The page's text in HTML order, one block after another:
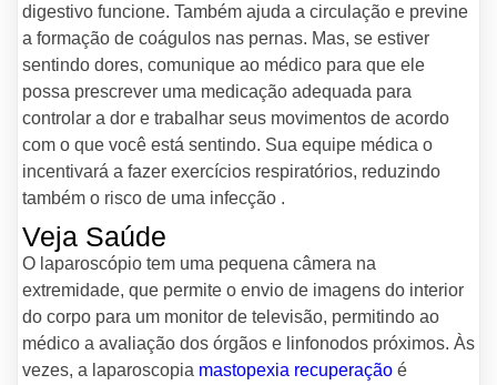
digestivo funcione. Também ajuda a circulação e previne
a formação de coágulos nas pernas. Mas, se estiver
sentindo dores, comunique ao médico para que ele
possa prescrever uma medicação adequada para
controlar a dor e trabalhar seus movimentos de acordo
com o que você está sentindo. Sua equipe médica o
incentivará a fazer exercícios respiratórios, reduzindo
também o risco de uma infecção .
Veja Saúde
O laparoscópio tem uma pequena câmera na
extremidade, que permite o envio de imagens do interior
do corpo para um monitor de televisão, permitindo ao
médico a avaliação dos órgãos e linfonodos próximos. Às
vezes, a laparoscopia mastopexia recuperação é